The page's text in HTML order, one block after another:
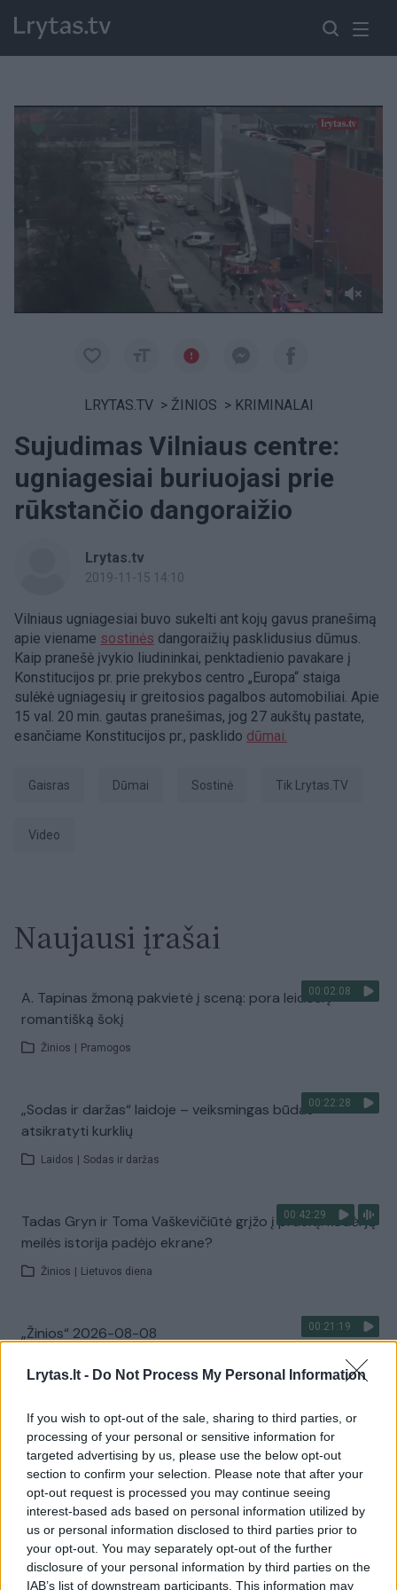
Lrytas.lt - Do Not Process My Personal Information
If you wish to opt-out of the sale, sharing to third parties, or
processing of your personal or sensitive information for
targeted advertising by us, please use the below opt-out
section to confirm your selection. Please note that after your
opt-out request is processed you may continue seeing
interest-based ads based on personal information utilized by
us or personal information disclosed to third parties prior to
your opt-out. You may separately opt-out of the further
disclosure of your personal information by third parties on the
IAB’s list of downstream participants. This information may
Paremkite Ukrainą
LRYTAS.TV > ŽINIOS > KRIMINALAI
Sujudimas Vilniaus centre:
ugniagesiai buriuojasi prie
rūkstančio dangoraižio
Lrytas.tv
2019-11-15 14:10
Vilniaus ugniagesiai buvo sukelti ant kojų gavus pranešimą
apie viename sostinės dangoraižių pasklidusius dūmus.
Kaip pranešė įvykio liudininkai, penktadienio pavakare į
Konstitucijos pr. prie prekybos centro „Europa“ staiga
sulėkė ugniagesių ir greitosios pagalbos automobiliai. Apie
15 val. 20 min. gautas pranešimas, jog 27 aukštų pastate,
esančiame Konstitucijos pr., pasklido dūmai.
Gaisras dūmai Sostinė tik Lrytas.TV
Video
Naujausi įrašai
00:02:08
A. Tapinas žmoną pakvietė į sceną: pora leidosi į
romantišką šokį
Žinios Pramogos
00:22:28
„Sodas ir daržas“ laidoje – veiksmingas būdas
atsikratyti kurklių
Laidos Sodas ir daržas
00:42:29
Tadas Gryn ir Toma Vaškevičiūtė grįžo į praeitį: kodėl jų
meilės istorija padėjo ekrane?
Žinios Lietuvos diena
00:21:19
„Žinios“ 2026-08-08
Visi įrašai
Žiūrimiausi įrašai
00:00:30
Vaizdai iš tragiškos avarijos Vilniaus r.: dviejų moterų ir